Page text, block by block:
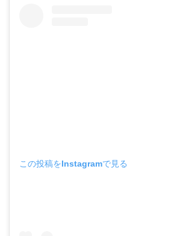
この投稿をInstagramで見る